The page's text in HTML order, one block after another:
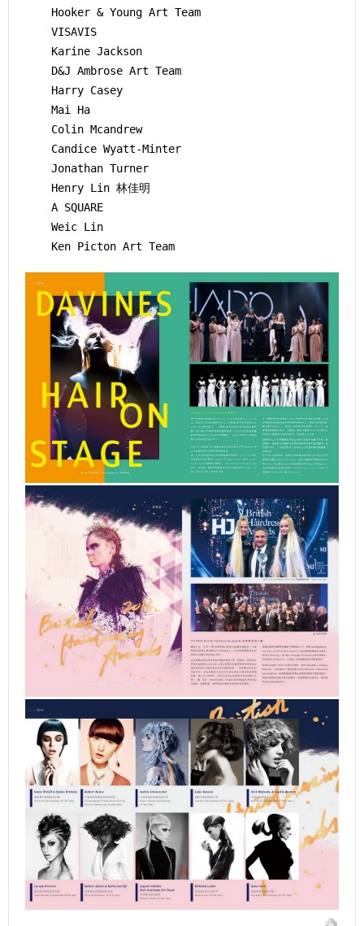
Hooker & Young Art Team
VISAVIS
Karine Jackson
D&J Ambrose Art Team
Harry Casey
Mai Ha
Colin Mcandrew
Candice Wyatt-Minter
Jonathan Turner
Henry Lin 林佳明
A SQUARE
Weic Lin
Ken Picton Art Team